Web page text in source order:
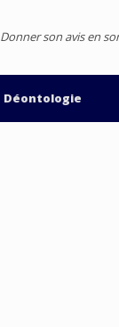
Donner son avis en
Déontologie